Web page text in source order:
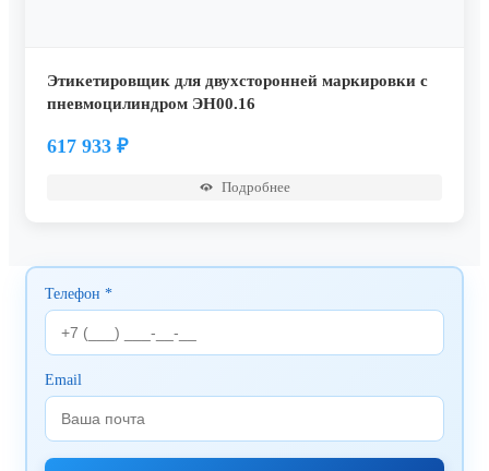
Этикетировщик для двухсторонней маркировки с
пневмоцилиндром ЭН00.16
617 933 ₽
Подробнее
Телефон *
Email